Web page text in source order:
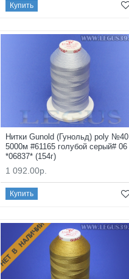
Купить
Нитки Gunold (Гунольд) poly №40
5000м #61165 голубой серый# 06
*06837* (154г)
1 092.00р.
Купить
НЕТ В НАЛИЧИИ